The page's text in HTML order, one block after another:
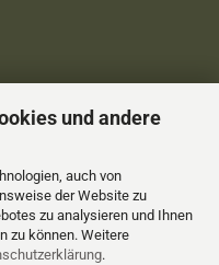
und andere
auch von
der Website zu
zu analysieren und Ihnen
zu können. Weitere
.